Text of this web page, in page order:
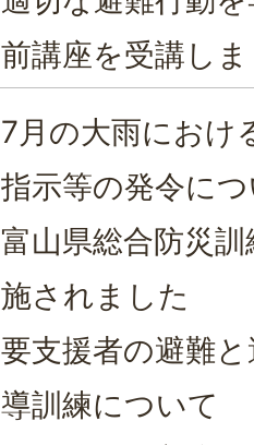
前講座を受講し
7月の大雨におけ
指示等の発令に
富山県総合防災
施されました
要支援者の避難
導訓練について